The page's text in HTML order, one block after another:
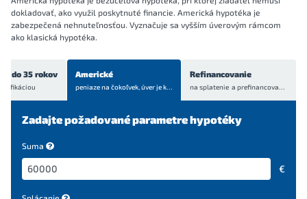
dokladovať, ako využil poskytnuté financie. Americká hypotéka je
zabezpečená nehnuteľnosťou. Vyznačuje sa vyšším úverovým rámcom
ako klasická hypotéka.
do 35 rokov Americké
peniaze na čokoľvek, úver jekrytý bytom alebo domom
Refinancovanie
na splatenie a prefinancovanie
Zadajte požadované parametre hypotéky
Suma
€